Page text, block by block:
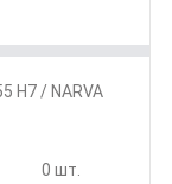
Н7 / NARVA
0 шт.